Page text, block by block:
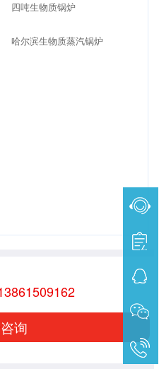
四吨生物质锅炉
哈尔滨生物质蒸汽锅炉
询